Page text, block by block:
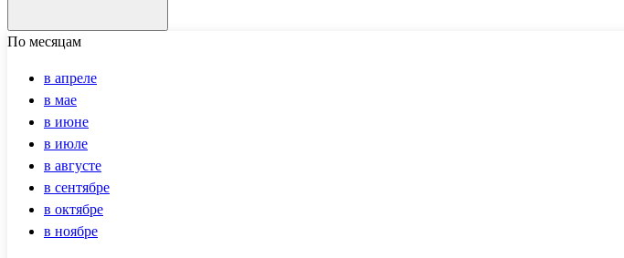
По месяцам
в апреле
в мае
в июне
в июле
в августе
в сентябре
в октябре
в ноябре